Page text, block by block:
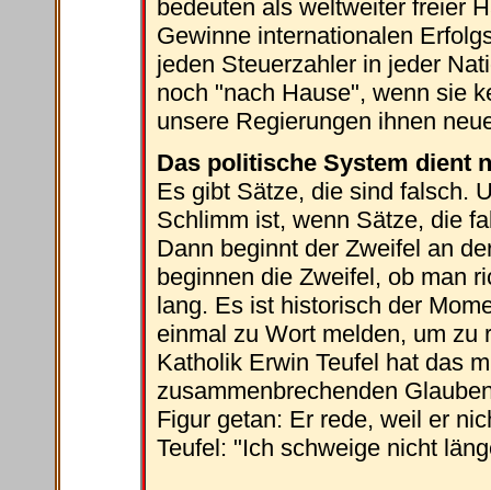
bedeuten als weltweiter freier
Gewinne internationalen
jeden Steuerzahler in jeder
noch "nach Hause", wenn sie
unsere Regierungen ihnen
Das politische System dient
Es gibt Sätze, die sind falsch.
Schlimm ist, wenn Sätze, die
Dann beginnt der Zweifel an
beginnen die Zweifel, ob man
lang. Es ist historisch der
einmal zu Wort melden, um zu
Katholik Erwin Teufel hat das
zusammenbrechenden
Figur getan: Er rede, weil er
Teufel: "Ich schweige nicht